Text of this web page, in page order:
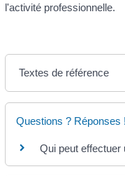
l'activité professionnelle.
Textes de référence
Questions ? Réponses !
Qui peut effectuer